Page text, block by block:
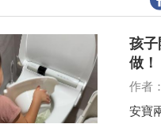
孩
做！
作者
安寶